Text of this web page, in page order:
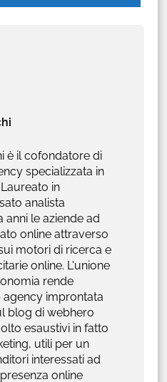
è il cofondatore di
specializzata in
in
analista
anni le aziende ad
online attraverso
motori di ricerca e
online. L'unione
rende
improntata
blog di webhero
esaustivi in fatto
utili per un
interessati ad
online